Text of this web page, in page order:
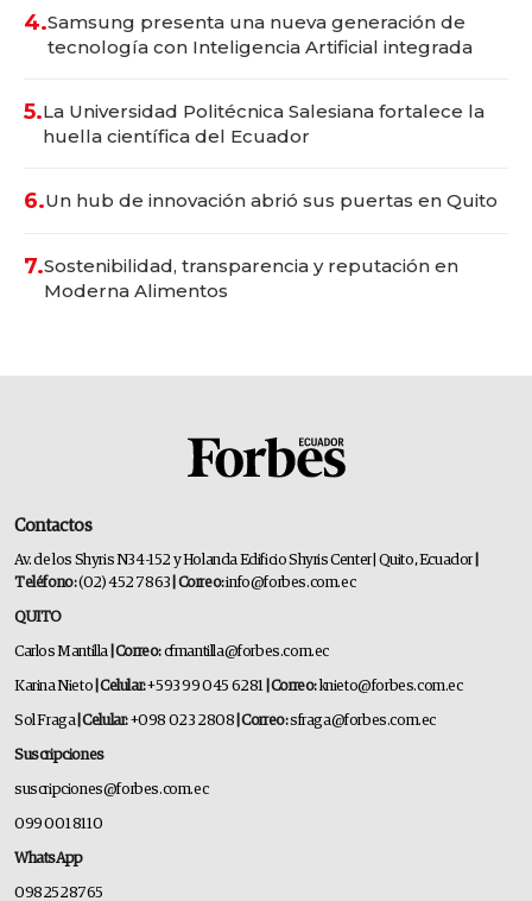
4.Samsung presenta una nueva generación de
tecnología con Inteligencia Artificial integrada
5.La Universidad Politécnica Salesiana fortalece la
huella científica del Ecuador
6.Un hub de innovación abrió sus puertas en Quito
7.Sostenibilidad, transparencia y reputación en
Moderna Alimentos
Contactos
Av. de los Shyris N34-152 y Holanda Edificio Shyris Center | Quito, Ecuador
Teléfono:(02) 452 7863 | Correo:info@forbes.com.ec
QUITO
Carlos Mantilla | Correo:cfmantilla@forbes.com.ec
Karina Nieto | Celular:+593 99 045 6281 | Correo: knieto@forbes.com.ec
Sol Fraga | Celular:+098 023 2808 | Correo:sfraga@forbes.com.ec
Suscripciones
suscripciones@forbes.com.ec
099 001 8110
WhatsApp
0982528765